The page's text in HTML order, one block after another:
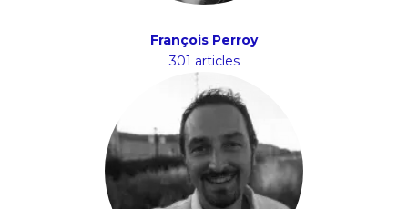
François Perroy
301 articles